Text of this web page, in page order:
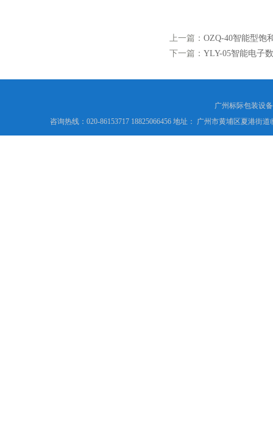
上一篇： OZQ-40智能型饱
下一篇： YLY-05智能电子
广州标际包装设
咨询热线：020-86153717 18825066456 地址： 广州市黄埔区夏港街